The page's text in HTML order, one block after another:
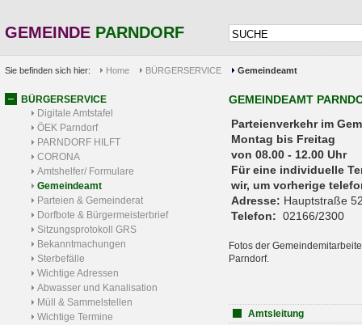
GEMEINDE PARNDORF
Sie befinden sich hier: Home BÜRGERSERVICE Gemeindeamt
BÜRGERSERVICE
Digitale Amtstafel
ÖEK Parndorf
PARNDORF HILFT
CORONA
Amtshelfer/ Formulare
Gemeindeamt
Parteien & Gemeinderat
Dorfbote & Bürgermeisterbrief
Sitzungsprotokoll GRS
Bekanntmachungen
Sterbefälle
Wichtige Adressen
Abwasser und Kanalisation
Müll & Sammelstellen
Wichtige Termine
GEMEINDEAMT
Parteienverkehr
Montag bis Freitag
von 08.00 - 12.00 Uhr
Für eine individuelle
wir, um vorherige
Adresse: Hauptstraße
Telefon: 02166/2300
Fotos der
Parndorf.
Amtsleitung